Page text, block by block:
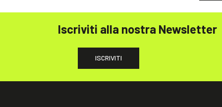
Iscriviti alla nostra Newsletter
ISCRIVITI